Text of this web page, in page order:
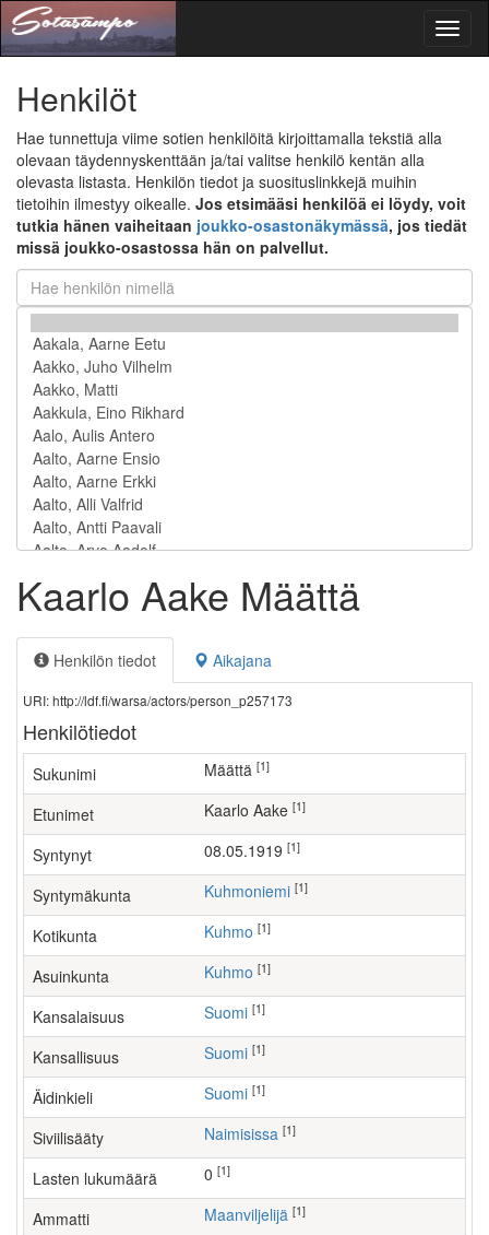
Henkilöt
Hae tunnettuja viime sotien henkilöitä kirjoittamalla tekstiä alla
olevaan täydennyskenttään ja/tai valitse henkilö kentän alla
olevasta listasta. Henkilön tiedot ja suosituslinkkejä muihin
tietoihin ilmestyy oikealle. Jos etsimääsi henkilöä ei löydy, voit
tutkia hänen vaiheitaan joukko-osastonäkymässä, jos tiedät
missä joukko-osastossa hän on palvellut.
Kaarlo Aake Määttä
Henkilön tiedot Aikajana
URI: http://ldf.fi/warsa/actors/person_p257173
Henkilötiedot
Sukunimi Määttä [1]
Etunimet Kaarlo Aake [1]
Syntynyt 08.05.1919 [1]
Syntymäkunta Kuhmoniemi [1]
Kotikunta Kuhmo [1]
Asuinkunta Kuhmo [1]
Kansalaisuus Suomi [1]
Kansallisuus Suomi [1]
Äidinkieli Suomi [1]
Siviilisääty Naimisissa [1]
Lasten lukumäärä [1]
Ammatti maanviljelijä [1]